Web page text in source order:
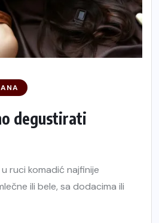
degustirati
ruci komadić najfinije
ili bele, sa dodacima ili